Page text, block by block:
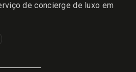
de concierge de luxo em